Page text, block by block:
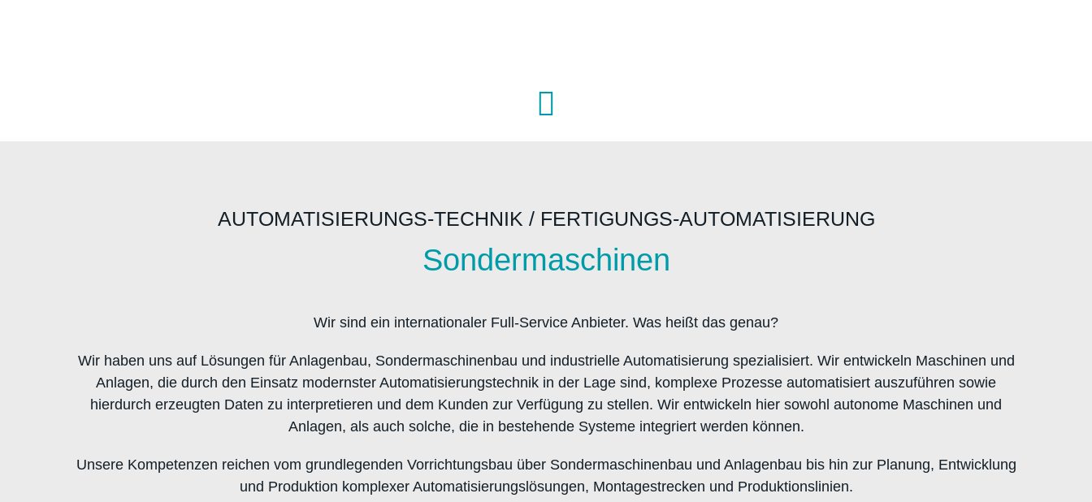
AUTOMATISIERUNGS-TECHNIK / FERTIGUNGS-AUTOMATISIERUNG
Sondermaschinen
Wir sind ein internationaler Full-Service Anbieter. Was heißt das genau?
Wir haben uns auf Lösungen für Anlagenbau, Sondermaschinenbau und industrielle Automatisierung spezialisiert. Wir entwickeln Maschinen und
Anlagen, die durch den Einsatz modernster Automatisierungstechnik in der Lage sind, komplexe Prozesse automatisiert auszuführen sowie
hierdurch erzeugten Daten zu interpretieren und dem Kunden zur Verfügung zu stellen. Wir entwickeln hier sowohl autonome Maschinen und
Anlagen, als auch solche, die in bestehende Systeme integriert werden können.
Unsere Kompetenzen reichen vom grundlegenden Vorrichtungsbau über Sondermaschinenbau und Anlagenbau bis hin zur Planung, Entwicklung
und Produktion komplexer Automatisierungslösungen, Montagestrecken und Produktionslinien.